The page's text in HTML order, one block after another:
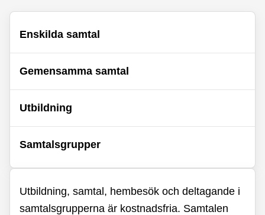
Enskilda samtal
Gemensamma samtal
Utbildning
Samtalsgrupper
Utbildning, samtal, hembesök och deltagande i
samtalsgrupperna är kostnadsfria. Samtalen